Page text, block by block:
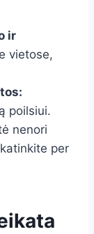
ir
vietose,
poilsiui.
nenori
per